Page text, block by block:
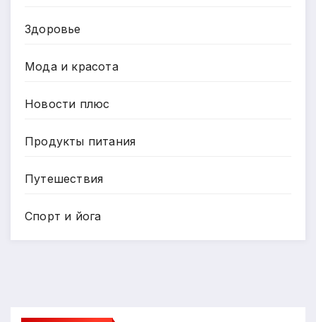
Здоровье
Мода и красота
Новости плюс
Продукты питания
Путешествия
Спорт и йога